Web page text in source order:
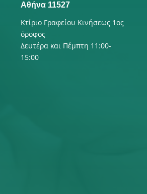
Αθήνα 11527
Κτίριο Γραφείου Κινήσεως 1ος
όροφος
Δευτέρα και Πέμπτη 11:00-
15:00